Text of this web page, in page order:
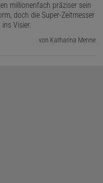
millionenfach präziser sein
doch die Super-Zeitmesser
Visier.
von Katharina Menne